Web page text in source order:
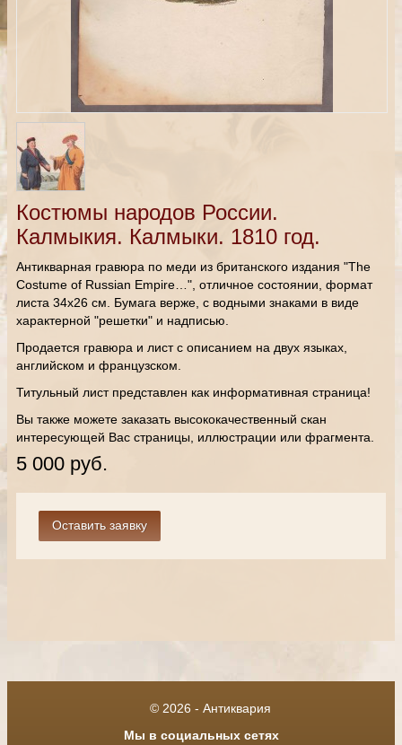
Костюмы народов России.
Калмыкия. Калмыки. 1810 год.
Антикварная гравюра по меди из британского издания "The
Costume of Russian Empire…", отличное состоянии, формат
листа 34х26 см. Бумага верже, с водными знаками в виде
характерной "решетки" и надписью.
Продается гравюра и лист с описанием на двух языках,
английском и французском.
Титульный лист представлен как информативная страница!
Вы также можете заказать высококачественный скан
интересующей Вас страницы, иллюстрации или фрагмента.
5 000 руб.
© 2026 - Антиквария
Мы в социальных сетях